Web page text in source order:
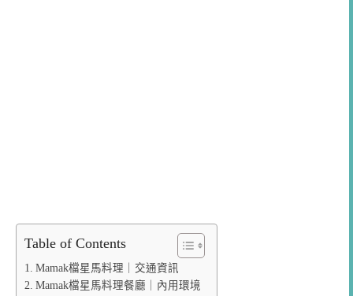
Table of Contents
Mamak檔星馬料理｜交通資訊
Mamak檔星馬料理餐廳｜內用環境